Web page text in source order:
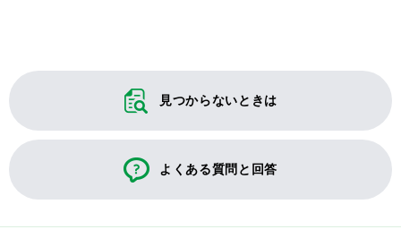
見つからないときは
よくある質問と回答